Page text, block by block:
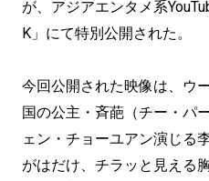
が、アジアエンタメ系
K」にて特別公開された。
今回公開された映像は、ウ
国の公主・斉葩（チー・パ
ェン・チョーユアン演じる
がはだけ、チラッと見える